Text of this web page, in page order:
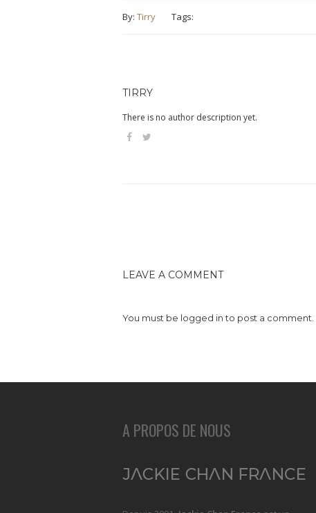
By: Tirry Tags:
TIRRY
There is no author description yet.
LEAVE A COMMENT
You must be logged into post a comment.
A PROPOS DE NOUS